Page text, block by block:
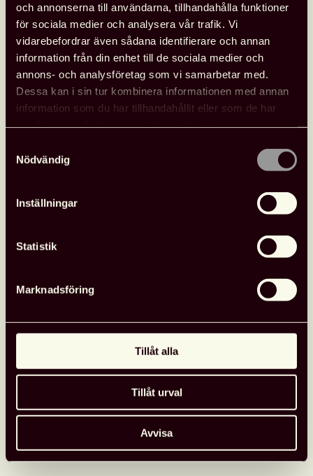
och annonserna till användarna, tillhandahålla funktioner
för sociala medier och analysera vår trafik. Vi
vidarebefordrar även sådana identifierare och annan
information från din enhet till de sociala medier och
annons- och analysföretag som vi samarbetar med.
Dessa kan i sin tur kombinera informationen med annan
information som du har tillhandahållit eller som de har
Nödvändig
Inställningar
Statistik
Marknadsföring
Tillåt alla
Tillåt urval
Avvisa
Anmäl dig senast den 9 september.
Tänk på att det här är ett populärt evenemang, först till
kvarn gäller. Avboka om du inte kan komma på
minglet så att vi kan ge din plats till någon annan.
Anmäl dig här
Detaljerad information
Svensk biblioteksförening
Adress: Stadsbiblioteket Götaplatsen 3,
Datum: 24 september 2026